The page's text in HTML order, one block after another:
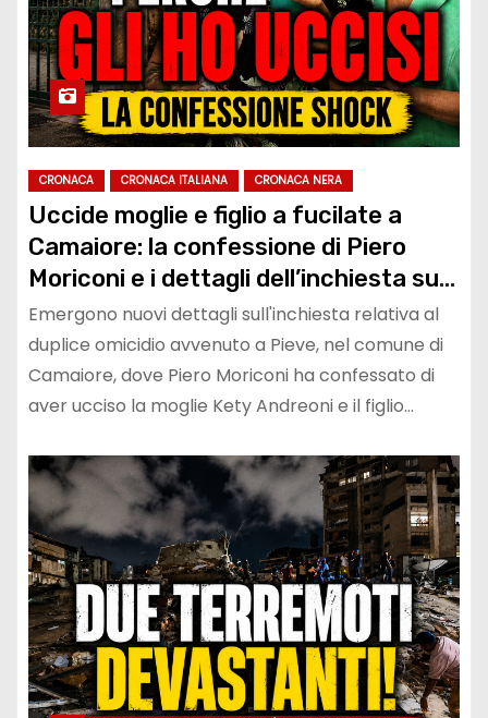
CRONACA CRONACA ITALIANA CRONACA NERA
Uccide moglie e figlio a fucilate a
Camaiore: la confessione di Piero
Moriconi e i dettagli dell’inchiesta sul
duplice omicidio
Emergono nuovi dettagli sull'inchiesta relativa al
duplice omicidio avvenuto a Pieve, nel comune di
Camaiore, dove Piero Moriconi ha confessato di
aver ucciso la moglie Kety Andreoni e il figlio…